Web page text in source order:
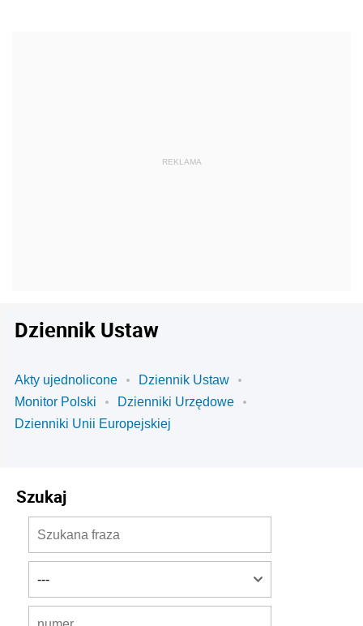
Dziennik Ustaw
Akty ujednolicone
Dziennik Ustaw
Monitor Polski
Dzienniki Urzędowe
Dzienniki Unii Europejskiej
Szukaj